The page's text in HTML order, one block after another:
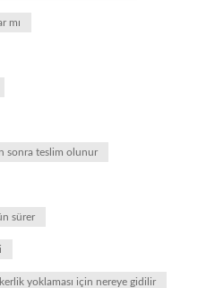
mı
sonra teslim olunur
sürer
yoklaması için nereye gidilir